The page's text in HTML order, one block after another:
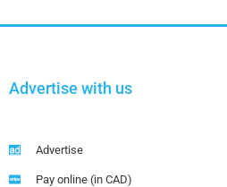
Advertise with us
Advertise
Pay online (in CAD)